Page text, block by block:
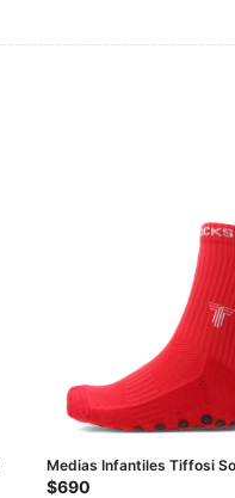
Medias Infantiles Tiffosi
Rojo
$690